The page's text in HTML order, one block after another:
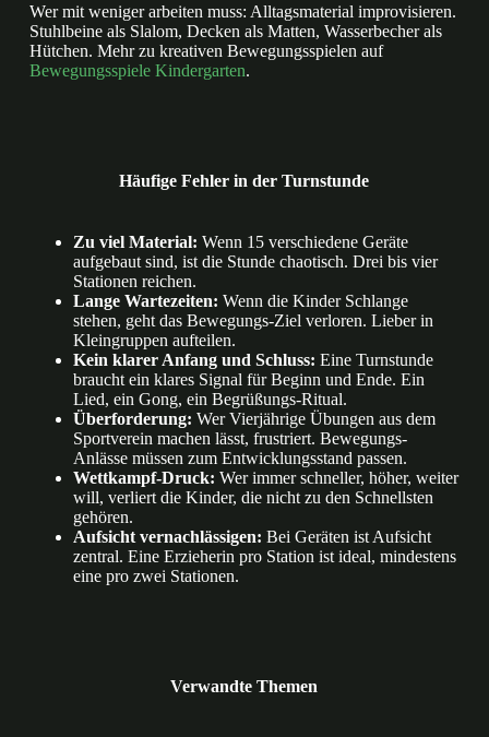
Wer mit weniger arbeiten muss: Alltagsmaterial improvisieren.
Stuhlbeine als Slalom, Decken als Matten, Wasserbecher als
Hütchen. Mehr zu kreativen Bewegungsspielen auf
Bewegungsspiele Kindergarten.
Häufige Fehler in der Turnstunde
Zu viel Material: Wenn 15 verschiedene Geräte
aufgebaut sind, ist die Stunde chaotisch. Drei bis vier
Stationen reichen.
Lange Wartezeiten: Wenn die Kinder Schlange
stehen, geht das Bewegungs-Ziel verloren. Lieber in
Kleingruppen aufteilen.
Kein klarer Anfang und Schluss: Eine Turnstunde
braucht ein klares Signal für Beginn und Ende. Ein
Lied, ein Gong, ein Begrüßungs-Ritual.
Überforderung: Wer Vierjährige Übungen aus dem
Sportverein machen lässt, frustriert. Bewegungs-
Anlässe müssen zum Entwicklungsstand passen.
Wettkampf-Druck: Wer immer schneller, höher, weiter
will, verliert die Kinder, die nicht zu den Schnellsten
gehören.
Aufsicht vernachlässigen: Bei Geräten ist Aufsicht
zentral. Eine Erzieherin pro Station ist ideal, mindestens
eine pro zwei Stationen.
Verwandte Themen